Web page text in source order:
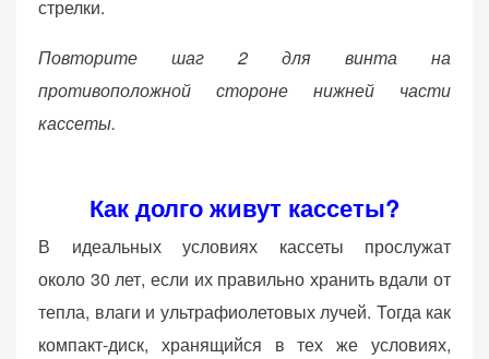
стрелки.
Повторите шаг 2 для винта на
противоположной стороне нижней части
кассеты.
Как долго живут кассеты?
В идеальных условиях кассеты прослужат
около 30 лет, если их правильно хранить вдали от
тепла, влаги и ультрафиолетовых лучей. Тогда как
компакт-диск, хранящийся в тех же условиях,